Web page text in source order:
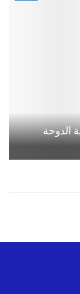
الدوحة